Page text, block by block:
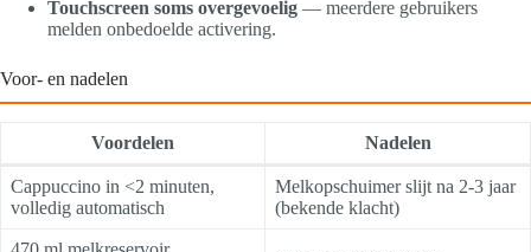
Touchscreen soms overgevoelig — meerdere gebruikers
melden onbedoelde activering.
Voor- en nadelen
Voordelen Nadelen
Cappuccino in <2 minuten,
volledig automatisch
Melkopschuimer slijt na 2-3 jaar
(bekende klacht)